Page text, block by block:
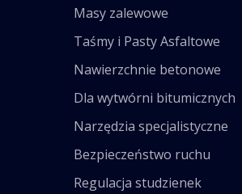
Masy zalewowe
Taśmy i Pasty Asfaltowe
Nawierzchnie betonowe
Dla wytwórni bitumicznych
Narzędzia specjalistyczne
Bezpieczeństwo ruchu
Regulacja studzienek